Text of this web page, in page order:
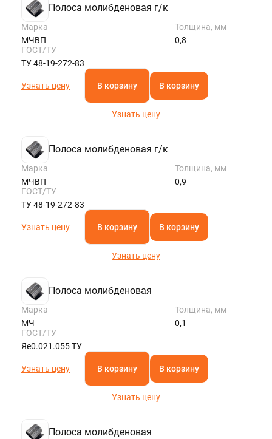
Полоса молибденовая г/к
Марка
МЧВП
Толщина, мм
0,8
ГОСТ/ТУ
ТУ 48-19-272-83
Узнать цену В корзину В корзину
Узнать цену
Полоса молибденовая г/к
Марка
МЧВП
Толщина, мм
0,9
ГОСТ/ТУ
ТУ 48-19-272-83
Узнать цену В корзину В корзину
Узнать цену
Полоса молибденовая
Марка
МЧ
Толщина, мм
0,1
ГОСТ/ТУ
Яе0.021.055 ТУ
Узнать цену В корзину В корзину
Узнать цену
Полоса молибденовая